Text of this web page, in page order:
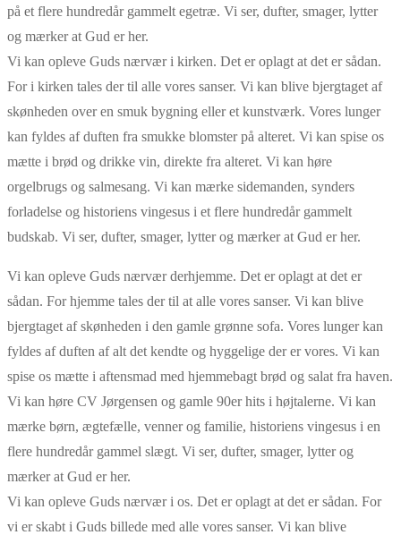
på et flere hundredår gammelt egetræ. Vi ser, dufter, smager, lytter
og mærker at Gud er her.
Vi kan opleve Guds nærvær i kirken. Det er oplagt at det er sådan.
For i kirken tales der til alle vores sanser. Vi kan blive bjergtaget af
skønheden over en smuk bygning eller et kunstværk. Vores lunger
kan fyldes af duften fra smukke blomster på alteret. Vi kan spise os
mætte i brød og drikke vin, direkte fra alteret. Vi kan høre
orgelbrugs og salmesang. Vi kan mærke sidemanden, synders
forladelse og historiens vingesus i et flere hundredår gammelt
budskab. Vi ser, dufter, smager, lytter og mærker at Gud er her.
Vi kan opleve Guds nærvær derhjemme. Det er oplagt at det er
sådan. For hjemme tales der til at alle vores sanser. Vi kan blive
bjergtaget af skønheden i den gamle grønne sofa. Vores lunger kan
fyldes af duften af alt det kendte og hyggelige der er vores. Vi kan
spise os mætte i aftensmad med hjemmebagt brød og salat fra haven.
Vi kan høre CV Jørgensen og gamle 90er hits i højtalerne. Vi kan
mærke børn, ægtefælle, venner og familie, historiens vingesus i en
flere hundredår gammel slægt. Vi ser, dufter, smager, lytter og
mærker at Gud er her.
Vi kan opleve Guds nærvær i os. Det er oplagt at det er sådan. For
vi er skabt i Guds billede med alle vores sanser. Vi kan blive